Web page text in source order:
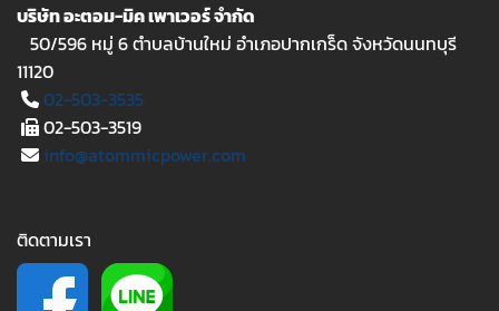
บริษัท อะตอม-มิค เพาเวอร์ จำกัด
50/596 หมู่ 6 ตำบลบ้านใหม่ อำเภอปากเกร็ด จังหวัดนนทบุรี
11120
02-503-3535
02-503-3519
info@atommicpower.com
ติดตามเรา